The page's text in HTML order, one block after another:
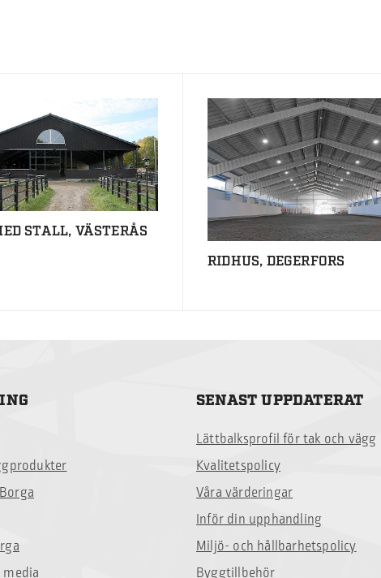
STALL, VÄSTERÅS
RIDHUS, DEGERFORS
SENAST UPPDATERAT
Lättbalksprofil för tak och vägg
Kvalitetspolicy
Våra värderingar
Inför din upphandling
Miljö- och hållbarhetspolicy
Byggtillbehör